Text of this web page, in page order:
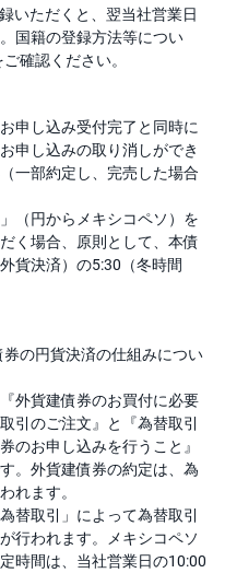
いただくと、翌当社営業日
国籍の登録方法等につい
ご確認ください。
申し込み受付完了と同時に
申し込みの取り消しができ
一部約定し、完売した場合
（円からメキシコペソ）を
く場合、原則として、本債
貨決済）の5:30（冬時間
の円貨決済の仕組みについ
外貨建債券のお買付に必要
引のご注文』と『為替取引
のお申し込みを行うこと』
。外貨建債券の約定は、為
れます。
替取引」によって為替取引
行われます。メキシコペソ
時間は、当社営業日の10:00